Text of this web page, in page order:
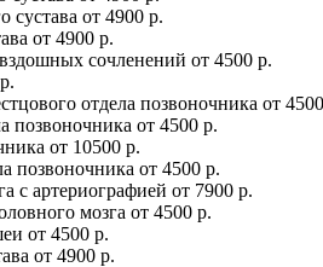
сустава от 4900 р.
от 4900 р.
сочленений от 4500 р.
отдела позвоночника от
позвоночника от 4500 р.
от 10500 р.
позвоночника от 4500 р.
с артериографией от 7900 р.
мозга от 4500 р.
от 4500 р.
от 4900 р.